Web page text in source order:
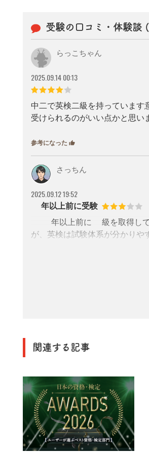
受験の口コミ・体験談
らっこちゃん
2025.09.14 00:13
中二で英検二級を持っています
受けられるのがいい点かと思い
参考になった thumb_up
さっちん
2025.09.12 19:52
5年以上前に受験
20年以上前に2級を取得して
が、英検は試験体系が分かりや
関連する記事